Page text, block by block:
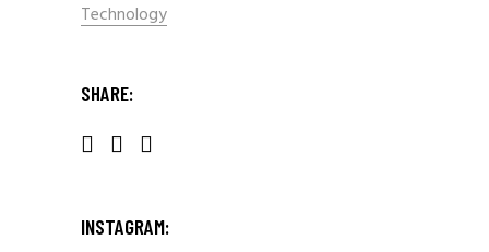
Technology
SHARE:
INSTAGRAM: